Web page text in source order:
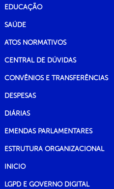
EDUCAÇÃO
SAÚDE
ATOS NORMATIVOS
CENTRAL DE DÚVIDAS
CONVÊNIOS E TRANSFERÊNCIAS
DESPESAS
DIÁRIAS
EMENDAS PARLAMENTARES
ESTRUTURA ORGANIZACIONAL
INICIO
LGPD E GOVERNO DIGITAL